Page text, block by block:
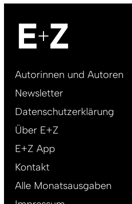
Footer
DE
Autorinnen und Autoren
Newsletter
Datenschutzerklärung
Über E+Z
E+Z App
Kontakt
Alle Monatsausgaben